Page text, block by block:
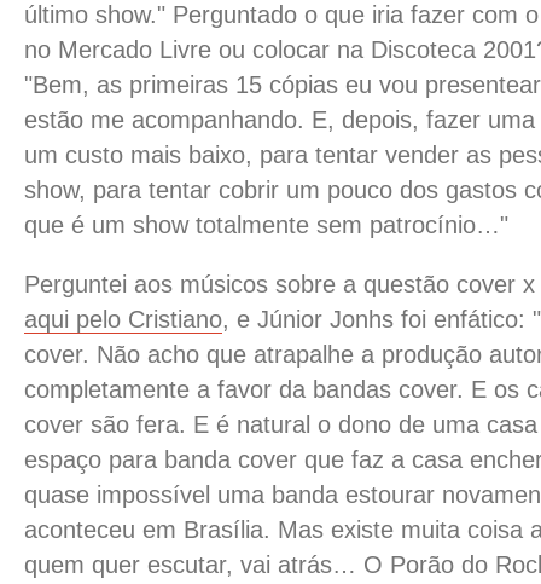
último show." Perguntado o que iria fazer com
no Mercado Livre ou colocar na Discoteca
"Bem, as primeiras 15 cópias eu vou
estão me acompanhando. E, depois, fazer
um custo mais baixo, para tentar vender as
show, para tentar cobrir um pouco dos gastos
que é um show totalmente sem patrocínio…"
Perguntei aos músicos sobre a questão cover
aqui pelo Cristiano, e Júnior Jonhs foi enfático:
cover. Não acho que atrapalhe a produção
completamente a favor da bandas cover. E os
cover são fera. E é natural o dono de uma
espaço para banda cover que faz a casa
quase impossível uma banda estourar
aconteceu em Brasília. Mas existe muita coisa
quem quer escutar, vai atrás… O Porão do